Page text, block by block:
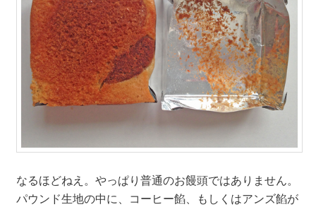
なるほどねえ。やっぱり普通のお饅頭ではありません。
パウンド生地の中に、コーヒー餡、もしくはアンズ餡が